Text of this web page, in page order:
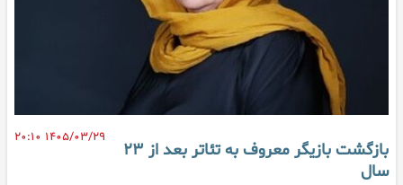
۱۴۰۵/۰۳/۲۹ ۲۰:۱۰
بازگشت بازیگر معروف به تئاتر بعد از ۲۳
سال